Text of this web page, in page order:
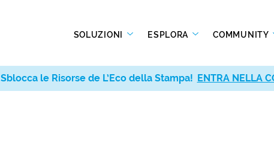
SOLUZIONI ESPLORA COMMUNITY
Sblocca le Risorse de L’Eco della Stampa! ENTRA NELLA